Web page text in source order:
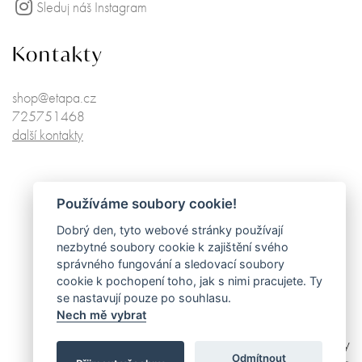
Sleduj náš Instagram
Kontakty
shop@etapa.cz
725751468
další kontakty
made by
Používáme soubory cookie!
Dobrý den, tyto webové stránky používají
nezbytné soubory cookie k zajištění svého
správného fungování a sledovací soubory
cookie k pochopení toho, jak s nimi pracujete. Ty
se nastavují pouze po souhlasu.
Nech mě vybrat
Odmítnout